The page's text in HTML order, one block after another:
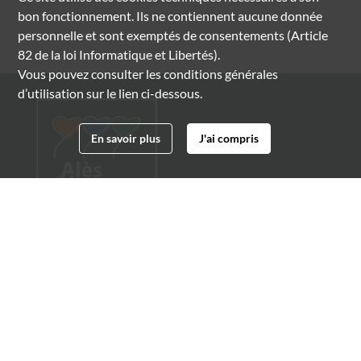
bon fonctionnement. Ils ne contiennent aucune donnée
personnelle et sont exemptés de consentements (Article
82 de la loi Informatique et Libertés).
Vous pouvez consulter les conditions générales
d’utilisation sur le lien ci-dessous.
En savoir plus J'ai compris